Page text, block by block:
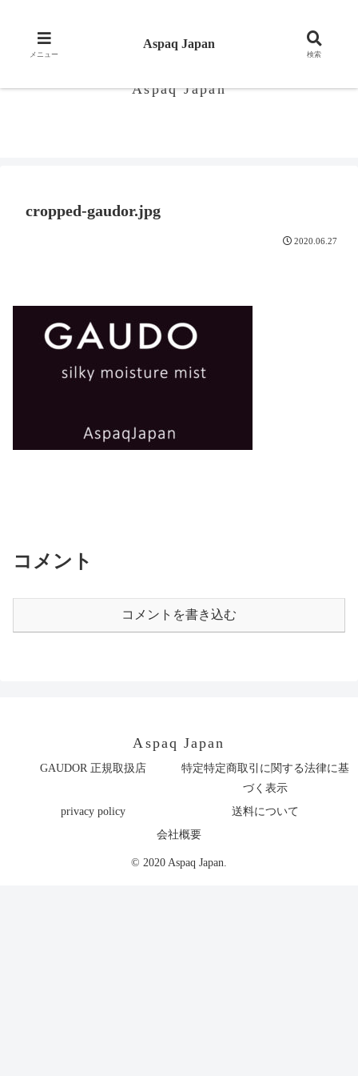
アスパックジャパン 素材,品質にこだわった商品をお届けします。
Aspaq Japan
cropped-gaudor.jpg
2020.06.27
コメント
コメントを書き込む
Aspaq Japan
GAUDOR 正規取扱店
特定特定商取引に関する法律に基
づく表示
privacy policy
送料について
会社概要
© 2020 Aspaq Japan.
メニュー
Aspaq Japan
検索